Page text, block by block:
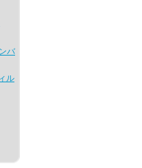
バ
ル